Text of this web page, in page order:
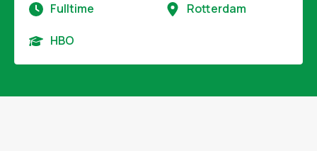
Fulltime Rotterdam
HBO